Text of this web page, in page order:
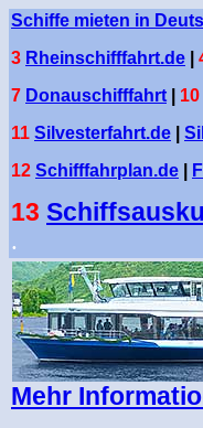
Schiffe mieten in
3 Rheinschifffahrt.de
7 Donauschifffahrt 10
11 Silvesterfahrt.de
12 Schifffahrplan.de
13
.
Mehr